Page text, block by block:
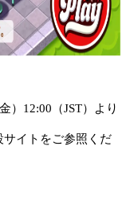
）12:00（JST）より
サイトをご参照くだ